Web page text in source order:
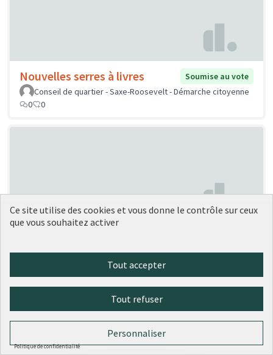
Nouvelles serres à livres
Soumise au vote
Conseil de quartier - Saxe-Roosevelt - Démarche citoyenne
0
0
Esses et de la Butte
0
Ce site utilise des cookies et vous donne le contrôle sur ceux
que vous souhaitez activer
Tout accepter
Tout refuser
Personnaliser
Politique de confidentialité